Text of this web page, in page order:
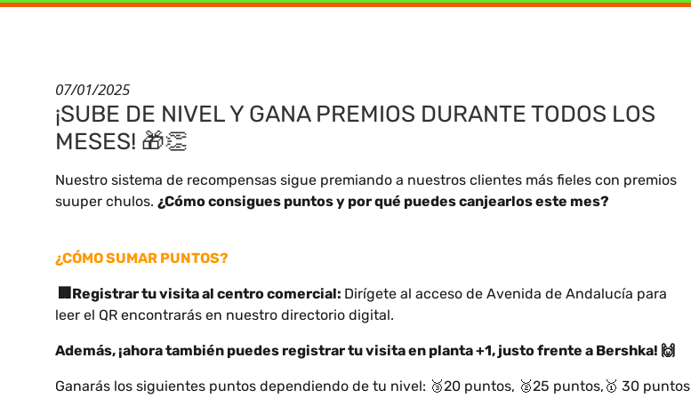
07/01/2025
¡SUBE DE NIVEL Y GANA PREMIOS DURANTE TODOS LOS
MESES! 🎁👏
Nuestro sistema de recompensas sigue premiando a nuestros clientes más fieles con premios
suuper chulos. ¿Cómo consigues puntos y por qué puedes canjearlos este mes?
¿CÓMO SUMAR PUNTOS?
🏢Registrar tu visita al centro comercial: Dirígete al acceso de Avenida de Andalucía para
leer el QR encontrarás en nuestro directorio digital.
Además, ¡ahora también puedes registrar tu visita en planta +1, justo frente a Bershka! 🙌
Ganarás los siguientes puntos dependiendo de tu nivel: 🥉20 puntos, 🥈25 puntos,🥇 30 puntos